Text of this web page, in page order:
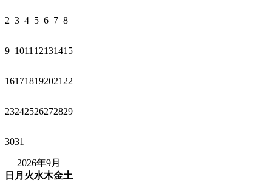
2 3 4 5 6 7 8
9 1011 12131415
161718192021 22
23242526272829
3031
2026年9月
日 月 火水木金土